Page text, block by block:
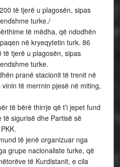
të tjerë u plagosën, sipas
turke./
të mëdha, që ndodhën
në kryeqytetin turk. 86
tjerë u plagosën, sipas
turke.
pranë stacionit të trenit në
të merrnin pjesë në miting,
të bërë thirrje që t’i jepet fund
sigurisë dhe Partisë së
të jenë organizuar nga
grupe nacionaliste turke, që
të Kurdistanit, e cila